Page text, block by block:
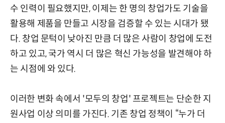
수 인력이 필요했지만, 이제는 한 명의 창업가도 기술을
활용해 제품을 만들고 시장을 검증할 수 있는 시대가 됐
다. 창업 문턱이 낮아진 만큼 더 많은 사람이 창업에 도전
하고 있고, 국가 역시 더 많은 혁신 가능성을 발견해야 하
는 시점에 와 있다.
이러한 변화 속에서 '모두의 창업' 프로젝트는 단순한 지
원사업 이상 의미를 가진다. 기존 창업 정책이 “누가 더